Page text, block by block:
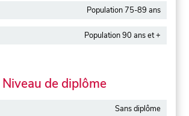
Population 75-89 ans
Population 90 ans et +
Niveau de diplôme
Sans diplôme